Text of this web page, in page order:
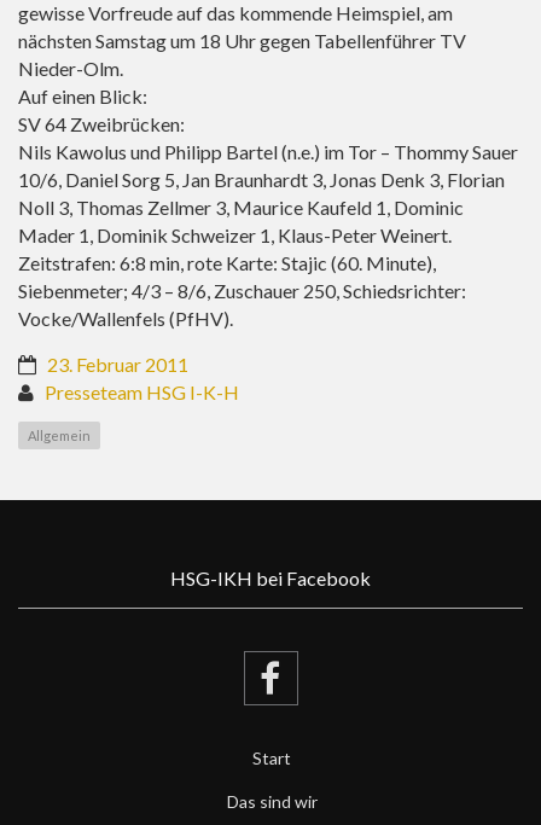
gewisse Vorfreude auf das kommende Heimspiel, am
nächsten Samstag um 18 Uhr gegen Tabellenführer TV
Nieder-Olm.
Auf einen Blick:
SV 64 Zweibrücken:
Nils Kawolus und Philipp Bartel (n.e.) im Tor – Thommy Sauer
10/6, Daniel Sorg 5, Jan Braunhardt 3, Jonas Denk 3, Florian
Noll 3, Thomas Zellmer 3, Maurice Kaufeld 1, Dominic
Mader 1, Dominik Schweizer 1, Klaus-Peter Weinert.
Zeitstrafen: 6:8 min, rote Karte: Stajic (60. Minute),
Siebenmeter; 4/3 – 8/6, Zuschauer 250, Schiedsrichter:
Vocke/Wallenfels (PfHV).
23. Februar 2011
Presseteam HSG I-K-H
Allgemein
HSG-IKH bei Facebook
Start
Das sind wir